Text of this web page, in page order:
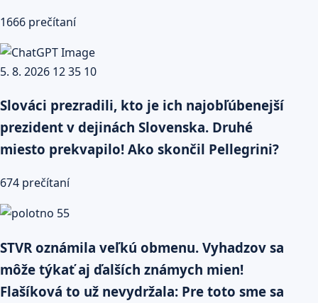
1666 prečítaní
Slováci prezradili, kto je ich najobľúbenejší
prezident v dejinách Slovenska. Druhé
miesto prekvapilo! Ako skončil Pellegrini?
674 prečítaní
STVR oznámila veľkú obmenu. Vyhadzov sa
môže týkať aj ďalších známych mien!
Flašíková to už nevydržala: Pre toto sme sa